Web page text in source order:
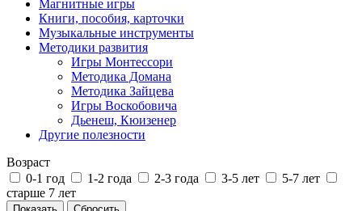
Магнитные игры
Книги, пособия, карточки
Музыкальные инструменты
Методики развития
Игры Монтессори
Методика Домана
Методика Зайцева
Игры Воскобовича
Дьенеш, Кюизенер
Другие полезности
Возраст
0-1 год
1-2 года 2-3 года 3-5 лет
5-7 лет
старше 7 лет